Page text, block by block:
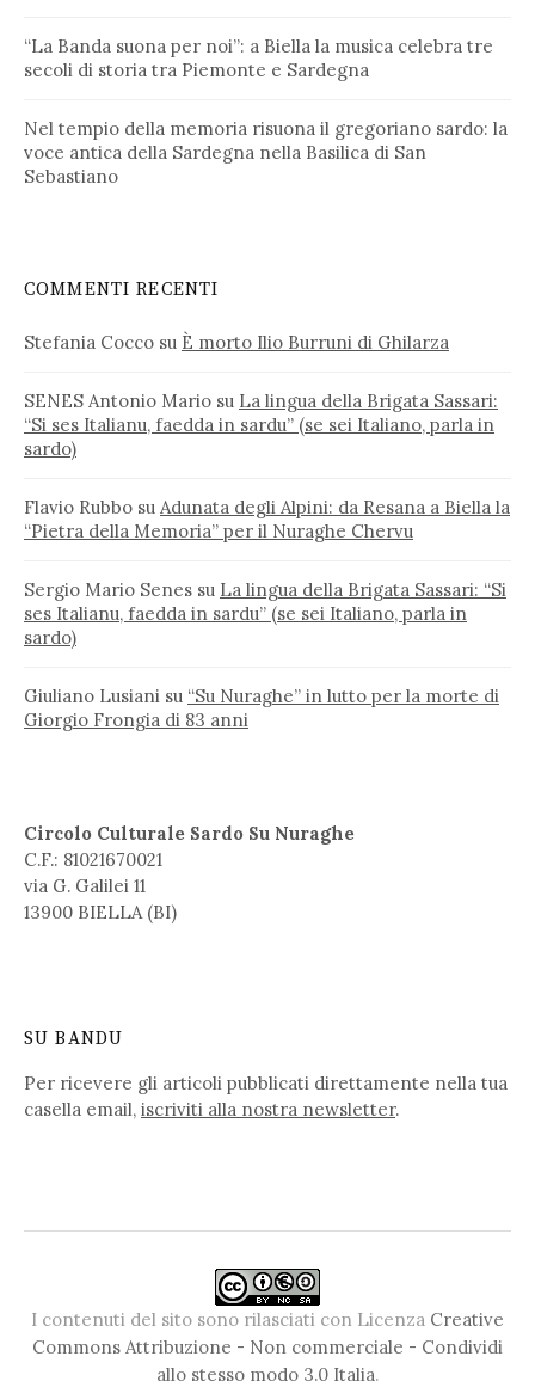
“La Banda suona per noi”: a Biella la musica celebra tre
secoli di storia tra Piemonte e Sardegna
Nel tempio della memoria risuona il gregoriano sardo: la
voce antica della Sardegna nella Basilica di San
Sebastiano
COMMENTI RECENTI
Stefania Cocco su È morto Ilio Burruni di Ghilarza
SENES Antonio Mario su La lingua della Brigata Sassari:
“Si ses Italianu, faedda in sardu” (se sei Italiano, parla in
sardo)
Flavio Rubbo su Adunata degli Alpini: da Resana a Biella la
“Pietra della Memoria” per il Nuraghe Chervu
Sergio Mario Senes su La lingua della Brigata Sassari: “Si
ses Italianu, faedda in sardu” (se sei Italiano, parla in
sardo)
Giuliano Lusiani su “Su Nuraghe” in lutto per la morte di
Giorgio Frongia di 83 anni
Circolo Culturale Sardo Su Nuraghe
C.F.: 81021670021
via G. Galilei 11
13900 BIELLA (BI)
SU BANDU
Per ricevere gli articoli pubblicati direttamente nella tua
casella email, iscriviti alla nostra newsletter.
I contenuti del sito sono rilasciati con Licenza Creative
Commons Attribuzione - Non commerciale - Condividi
allo stesso modo 3.0 Italia.